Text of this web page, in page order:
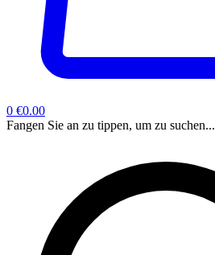
0 €0.00
Fangen Sie an zu tippen, um zu suchen...